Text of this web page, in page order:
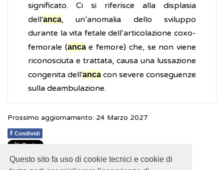
Questo sito fa uso di cookie tecnici e cookie di
significato. Ci si riferisce alla displasia
dell'anca, un’anomalia dello sviluppo
durante la vita fetale dell’articolazione coxo-
femorale (ancae femore) che, se non viene
riconosciuta e trattata, causa una lussazione
congenita dell'anca con severe conseguenze
sulla deambulazione.
Prossimo aggiornamento: 24 Marzo 2027
f Condividi
1 1 1 1 1 Rating 2.65 (17 Votes)